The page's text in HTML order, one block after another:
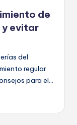
de
evitar
del
regular
para el...